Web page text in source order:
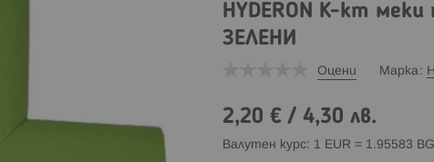
HYDERON К-кт
ЗЕЛЕНИ
Оцени Марка
2,20 €/ 4,30 лв.
Валутен курс: 1 EUR = 1.95583